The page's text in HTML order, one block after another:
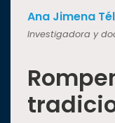
Ana Jimena
Investigadora y